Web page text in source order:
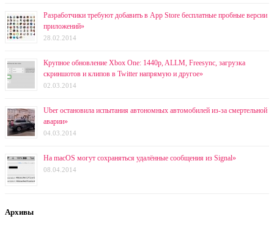
Разработчики требуют добавить в App Store бесплатные пробные версии
приложений»
28.02.2014
Крупное обновление Xbox One: 1440p, ALLM, Freesync, загрузка
скриншотов и клипов в Twitter напрямую и другое»
02.03.2014
Uber остановила испытания автономных автомобилей из-за смертельной
аварии»
04.03.2014
На macOS могут сохраняться удалённые сообщения из Signal»
08.04.2014
Архивы